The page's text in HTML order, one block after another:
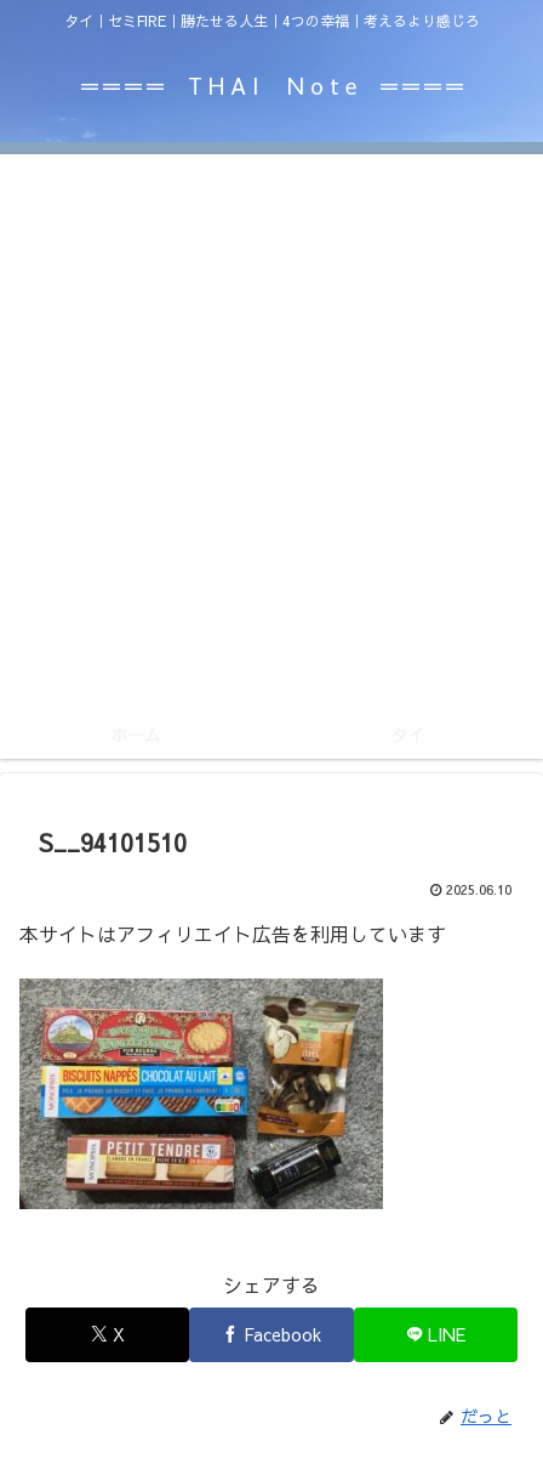
タイ｜セミFIRE｜勝たせる人生｜4つの幸福｜考えるより感じろ
＝＝＝＝ T H A I N o t e ＝＝＝＝
S__94101510
2025.06.10
本サイトはアフィリエイト広告を利用しています
シェアする
X Facebook LINE
だっと